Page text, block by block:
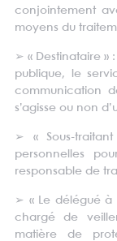
conjointement
moyens du
➢ « Destinataire »
publique, le
communication
s’agisse ou non
➢ « Sous-
personnelles
responsable de
➢ « Le délégué à
chargé de
matière de